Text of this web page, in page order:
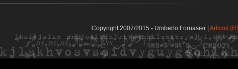
Copyright 2007/2015 - Umberto Fornasier | Articoli